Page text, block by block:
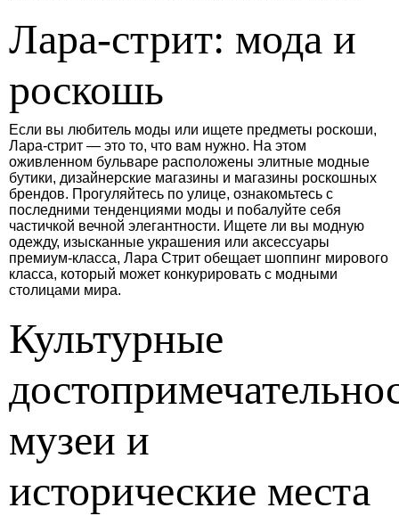
Лара-стрит: мода и
роскошь
Если вы любитель моды или ищете предметы роскоши,
Лара-стрит — это то, что вам нужно. На этом
оживленном бульваре расположены элитные модные
бутики, дизайнерские магазины и магазины роскошных
брендов. Прогуляйтесь по улице, ознакомьтесь с
последними тенденциями моды и побалуйте себя
частичкой вечной элегантности. Ищете ли вы модную
одежду, изысканные украшения или аксессуары
премиум-класса, Лара Стрит обещает шоппинг мирового
класса, который может конкурировать с модными
столицами мира.
Культурные
музеи и
исторические места